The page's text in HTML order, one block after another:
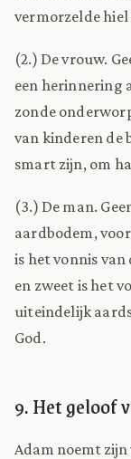
vermorzelde hiel
(2.) De vrouw.
een herinnering
zonde
van kinderen de
smart zijn, om
(3.) De man.
aardbodem,
is het vonnis
en zweet is het
uiteindelijk
God.
9. Het geloof
Adam noemt